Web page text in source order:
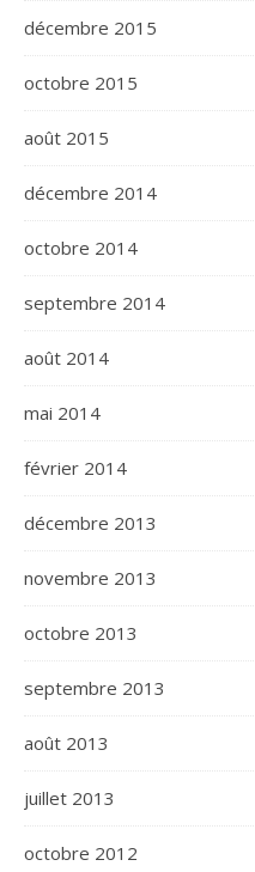
décembre 2015
octobre 2015
août 2015
décembre 2014
octobre 2014
septembre 2014
août 2014
mai 2014
février 2014
décembre 2013
novembre 2013
octobre 2013
septembre 2013
août 2013
juillet 2013
octobre 2012